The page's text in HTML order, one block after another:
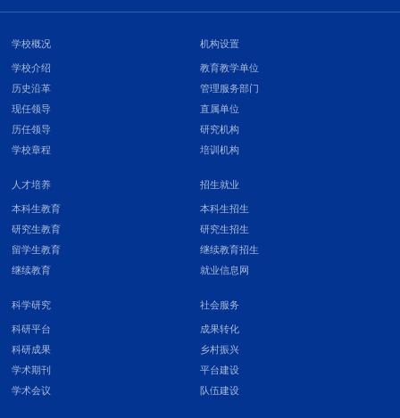
学校概况
学校介绍
历史沿革
现任领导
历任领导
学校章程
机构设置
教育教学单位
管理服务部门
直属单位
研究机构
培训机构
人才培养
本科生教育
研究生教育
留学生教育
继续教育
招生就业
本科生招生
研究生招生
继续教育招生
就业信息网
科学研究
科研平台
科研成果
学术期刊
学术会议
社会服务
成果转化
乡村振兴
平台建设
队伍建设